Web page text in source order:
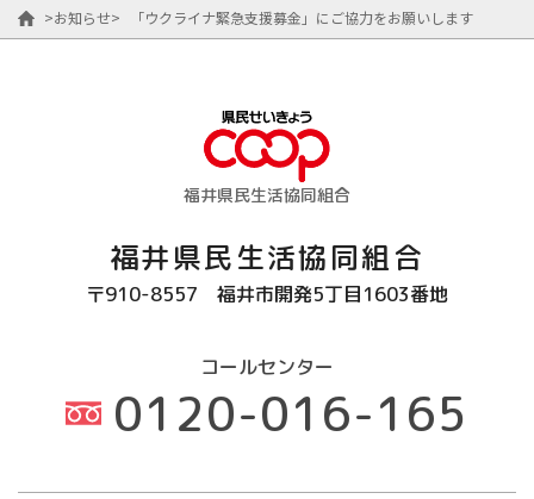
>お知らせ> 「ウクライナ緊急支援募金」にご協力をお願いします
福井県民生活協同組合
福井県民生活協同組合
〒910-8557 福井市開発5丁目1603番地
コールセンター
0120-016-165